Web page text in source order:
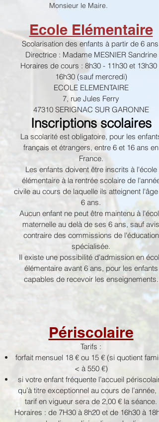
Monsieur le Maire.
Ecole Elémentaire
Scolarisation des enfants à partir de 6 ans.
Directrice : Madame MESNIER Sandrine
Horaires de cours : 8h30 - 11h30 et 13h30 -
16h30 (sauf mercredi)
ECOLE ELEMENTAIRE
7, rue Jules Ferry
47310 SERIGNAC SUR GARONNE
Inscriptions scolaires
La scolarité est obligatoire, pour les enfants
français et étrangers, entre 6 et 16 ans en
France.
Les enfants doivent être inscrits à l'école
élémentaire à la rentrée scolaire de l'année
civile au cours de laquelle ils atteignent l'âge
6 ans.
Aucun enfant ne peut être maintenu à l'école
maternelle au delà de ses 6 ans, sauf avis
contraire des commissions de l'éducation
spécialisée.
Il existe une possibilité d'admission en école
élémentaire avant 6 ans, pour les enfants
capables de recevoir les enseignements.
Périscolaire
Tarifs :
forfait mensuel 18 € ou 15 € (si quotient
< à 550 €)
si votre enfant fréquente l’accueil périscolaire
qu’à titre exceptionnel au cours de l’année, le
tarif en vigueur sera de 2,00 € la séance.
Horaires : de 7H30 à 8h20 et de 16h30 à